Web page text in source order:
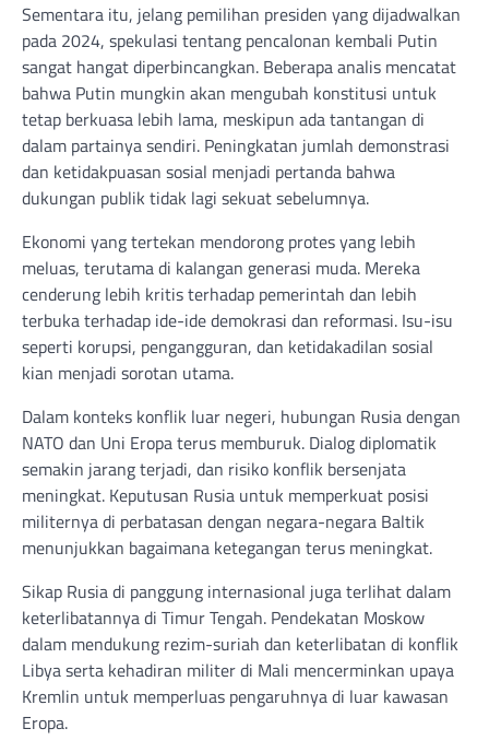
Sementara itu, jelang pemilihan presiden yang dijadwalkan
pada 2024, spekulasi tentang pencalonan kembali Putin
sangat hangat diperbincangkan. Beberapa analis mencatat
bahwa Putin mungkin akan mengubah konstitusi untuk
tetap berkuasa lebih lama, meskipun ada tantangan di
dalam partainya sendiri. Peningkatan jumlah demonstrasi
dan ketidakpuasan sosial menjadi pertanda bahwa
dukungan publik tidak lagi sekuat sebelumnya.
Ekonomi yang tertekan mendorong protes yang lebih
meluas, terutama di kalangan generasi muda. Mereka
cenderung lebih kritis terhadap pemerintah dan lebih
terbuka terhadap ide-ide demokrasi dan reformasi. Isu-isu
seperti korupsi, pengangguran, dan ketidakadilan sosial
kian menjadi sorotan utama.
Dalam konteks konflik luar negeri, hubungan Rusia dengan
NATO dan Uni Eropa terus memburuk. Dialog diplomatik
semakin jarang terjadi, dan risiko konflik bersenjata
meningkat. Keputusan Rusia untuk memperkuat posisi
militernya di perbatasan dengan negara-negara Baltik
menunjukkan bagaimana ketegangan terus meningkat.
Sikap Rusia di panggung internasional juga terlihat dalam
keterlibatannya di Timur Tengah. Pendekatan Moskow
dalam mendukung rezim-suriah dan keterlibatan di konflik
Libya serta kehadiran militer di Mali mencerminkan upaya
Kremlin untuk memperluas pengaruhnya di luar kawasan
Eropa.